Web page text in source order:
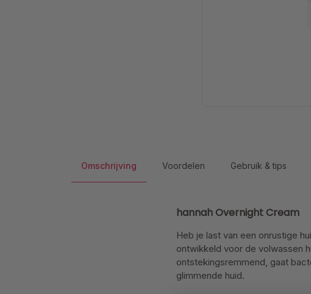
Omschrijving Voordelen Gebruik & tips
hannah Overnight Cream
Heb je last van een onrustige
ontwikkeld voor de volwassen
ontstekingsremmend, gaat
glimmende huid.